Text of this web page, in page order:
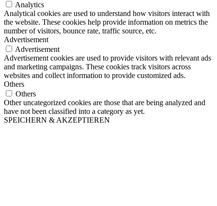
Analytics
Analytical cookies are used to understand how visitors interact with
the website. These cookies help provide information on metrics the
number of visitors, bounce rate, traffic source, etc.
Advertisement
Advertisement
Advertisement cookies are used to provide visitors with relevant ads
and marketing campaigns. These cookies track visitors across
websites and collect information to provide customized ads.
Others
Others
Other uncategorized cookies are those that are being analyzed and
have not been classified into a category as yet.
SPEICHERN & AKZEPTIEREN